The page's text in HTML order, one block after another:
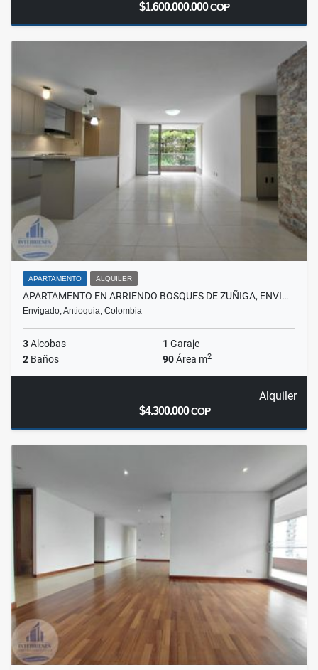
$1.600.000.000COP
APARTAMENTO ALQUILER
APARTAMENTO EN ARRIENDO BOSQUES DE ZUÑIGA, ENVI…
Envigado, Antioquia, Colombia
3Alcobas 1 Garaje
2 Baños 90Área m2
Alquiler
$4.300.000COP